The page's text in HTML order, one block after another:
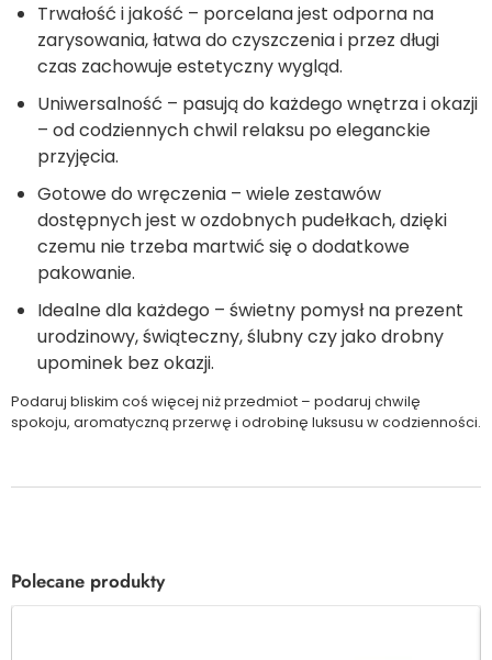
Trwałość i jakość – porcelana jest odporna na
zarysowania, łatwa do czyszczenia i przez długi
czas zachowuje estetyczny wygląd.
Uniwersalność – pasują do każdego wnętrza i okazji
– od codziennych chwil relaksu po eleganckie
przyjęcia.
Gotowe do wręczenia – wiele zestawów
dostępnych jest w ozdobnych pudełkach, dzięki
czemu nie trzeba martwić się o dodatkowe
pakowanie.
Idealne dla każdego – świetny pomysł na prezent
urodzinowy, świąteczny, ślubny czy jako drobny
upominek bez okazji.
Podaruj bliskim coś więcej niż przedmiot – podaruj chwilę
spokoju, aromatyczną przerwę i odrobinę luksusu w codzienności.
Polecane produkty